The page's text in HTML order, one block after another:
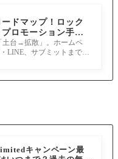
ドマップ！ロック
ロモーション手順
土台→拡散」。ホームペ
LINE、サブミットまで優
キャンペーン最